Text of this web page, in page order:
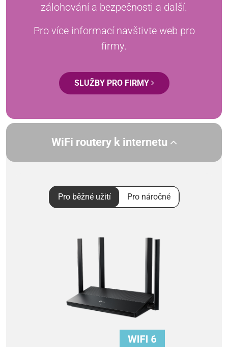
zálohování a bezpečnosti a další.
Pro více informací navštivte web pro
firmy.
SLUŽBY PRO FIRMY
WiFi routery k internetu
Pro běžné užití Pro náročné